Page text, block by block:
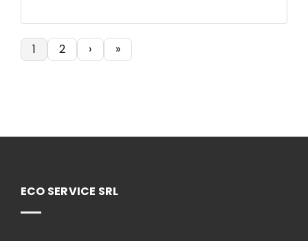
1 2 › »
ECO SERVICE SRL